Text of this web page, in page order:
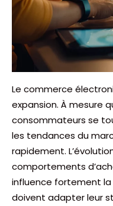
Le commerce
expansion. À mesure
consommateurs se
les tendances du
rapidement.
comportements
influence fortement
doivent adapter leur